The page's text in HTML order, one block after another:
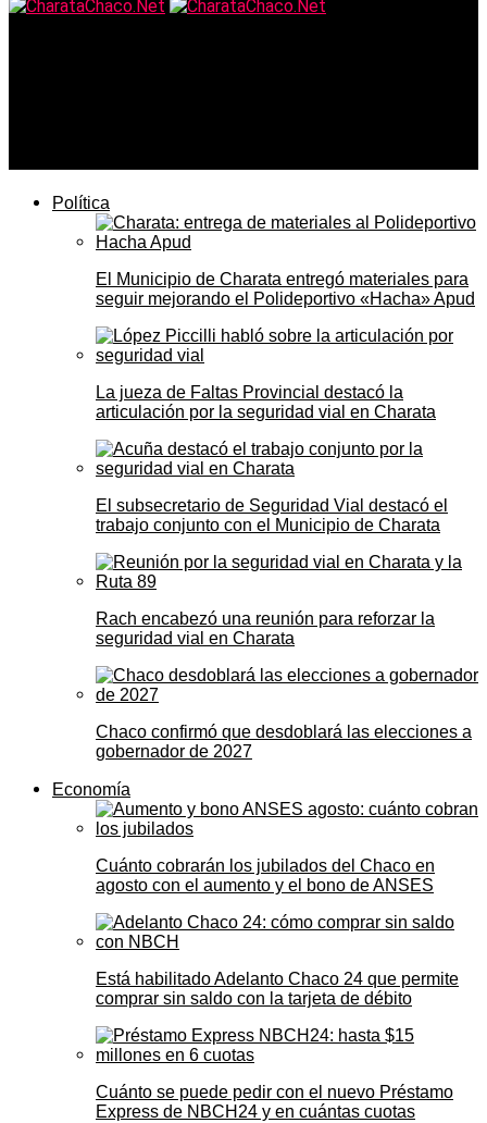
Política
El Municipio de Charata entregó materiales para
seguir mejorando el Polideportivo «Hacha» Apud
La jueza de Faltas Provincial destacó la
articulación por la seguridad vial en Charata
El subsecretario de Seguridad Vial destacó el
trabajo conjunto con el Municipio de Charata
Rach encabezó una reunión para reforzar la
seguridad vial en Charata
Chaco confirmó que desdoblará las elecciones a
gobernador de 2027
Economía
Cuánto cobrarán los jubilados del Chaco en
agosto con el aumento y el bono de ANSES
Está habilitado Adelanto Chaco 24 que permite
comprar sin saldo con la tarjeta de débito
Cuánto se puede pedir con el nuevo Préstamo
Express de NBCH24 y en cuántas cuotas